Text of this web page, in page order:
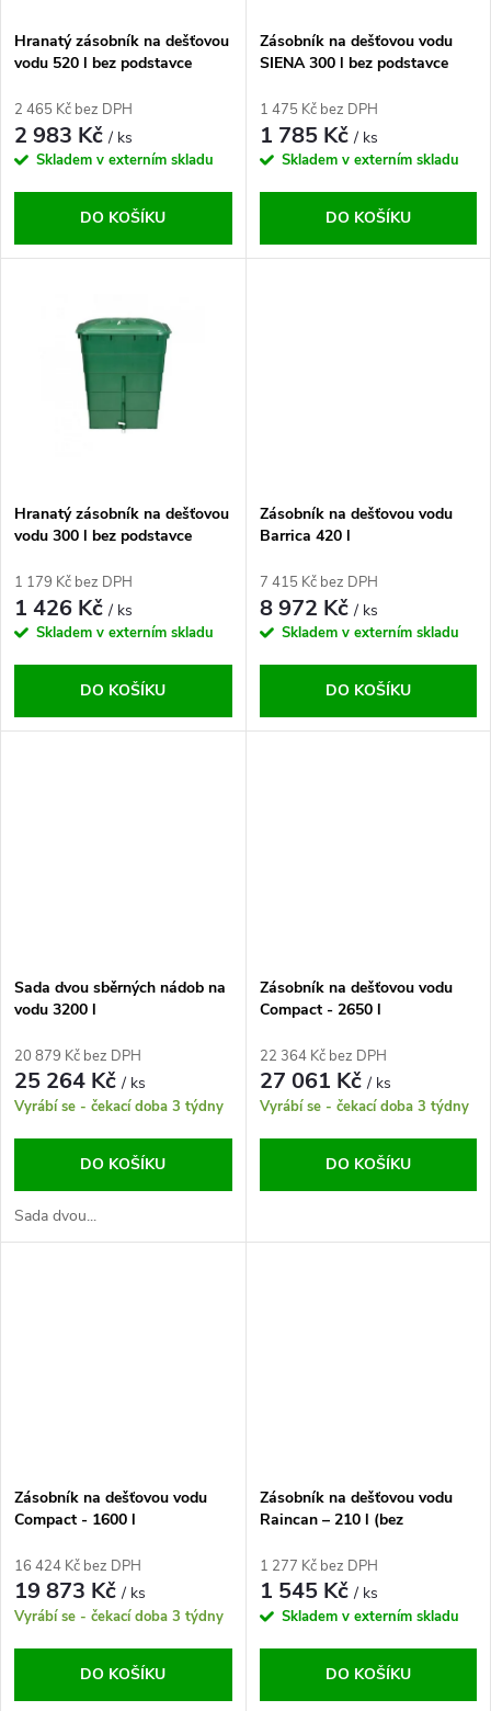
p
r
o
u
s
p
r
o
d
Hranatý zásobník na dešťovou
vodu 520 l bez podstavce
2 465 Kč bez DPH
2 983 Kč/ ks
Skladem v externím skladu
DO KOŠÍKU
Zásobník na dešťovou vodu
SIENA 300 l bez podstavce
1 475 Kč bez DPH
1 785 Kč/ ks
Skladem v externím skladu
DO KOŠÍKU
Hranatý zásobník na dešťovou
vodu 300 l bez podstavce
1 179 Kč bez DPH
1 426 Kč/ ks
Skladem v externím skladu
DO KOŠÍKU
Zásobník na dešťovou vodu
Barrica 420 l
7 415 Kč bez DPH
8 972 Kč/ ks
Skladem v externím skladu
DO KOŠÍKU
Sada dvou sběrných nádob na
vodu 3200 l
20 879 Kč bez DPH
25 264 Kč/ ks
Vyrábí se - čekací doba 3 týdny
DO KOŠÍKU
Sada dvou...
Zásobník na dešťovou vodu
Compact - 2650 l
22 364 Kč bez DPH
27 061 Kč/ ks
Vyrábí se - čekací doba 3 týdny
DO KOŠÍKU
Zásobník na dešťovou vodu
Compact - 1600 l
16 424 Kč bez DPH
19 873 Kč/ ks
Vyrábí se - čekací doba 3 týdny
DO KOŠÍKU
Zásobník na dešťovou vodu
Raincan – 210 l (bez
1 277 Kč bez DPH
1 545 Kč/ ks
Skladem v externím skladu
DO KOŠÍKU